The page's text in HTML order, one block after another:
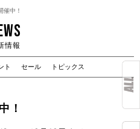
催中！
情報
ト セール トピックス
！